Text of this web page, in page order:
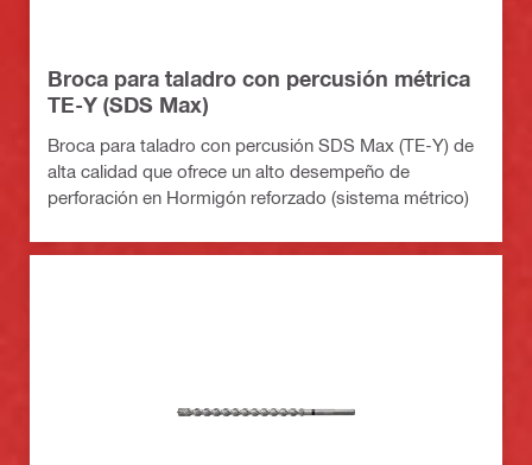
Broca para taladro con percusión métrica
TE-Y (SDS Max)
Broca para taladro con percusión SDS Max (TE-Y) de
alta calidad que ofrece un alto desempeño de
perforación en Hormigón reforzado (sistema métrico)